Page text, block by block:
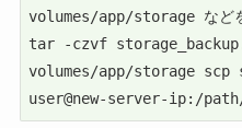
volumes/app/storage など
tar -czvf
volumes/app/storage scp
user@new-server-ip:/